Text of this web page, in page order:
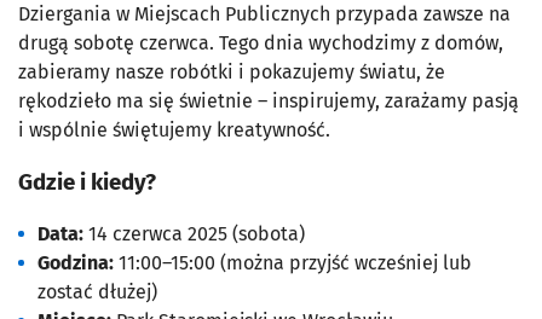
Dziergania w Miejscach Publicznych przypada zawsze na
drugą sobotę czerwca. Tego dnia wychodzimy z domów,
zabieramy nasze robótki i pokazujemy światu, że
rękodzieło ma się świetnie – inspirujemy, zarażamy pasją
i wspólnie świętujemy kreatywność.
Gdzie i kiedy?
Data: 14 czerwca 2025 (sobota)
Godzina: 11:00–15:00 (można przyjść wcześniej lub
zostać dłużej)